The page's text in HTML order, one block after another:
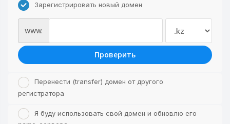
Зарегистрировать новый домен
www.
Проверить
Перенести (transfer) домен от другого
регистратора
Я буду использовать свой домен и обновлю его